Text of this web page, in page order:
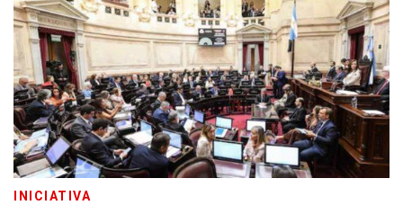
INICIATIVA